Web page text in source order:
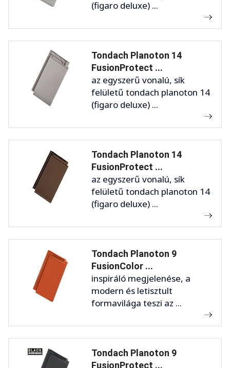
(figaro deluxe) ...
Tondach Planoton 14
FusionProtect ...
az egyszerű vonalú, sík
felületű tondach planoton 14
(figaro deluxe) ...
Tondach Planoton 14
FusionProtect ...
az egyszerű vonalú, sík
felületű tondach planoton 14
(figaro deluxe) ...
Tondach Planoton 9
FusionColor ...
inspiráló megjelenése, a
modern és letisztult
formavilága teszi az ...
Tondach Planoton 9
FusionProtect ...